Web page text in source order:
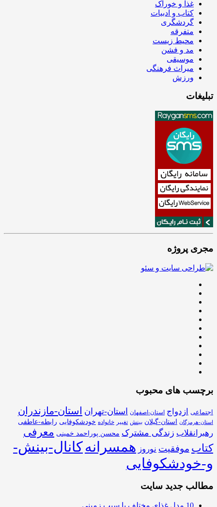
غذا و خوراک
کتاب و ادبیات
گردشگری
متفرقه
محیط زیست
مد و فشن
موسیقی
میراث فرهنگی
ورزش
تبلیغات
مجری پروژه
برچسب های محبوب
اجتماعی ازدواج استان-اصفهان استان-تهران استان-مازندران
استان-هرمزگان استان-گیلان بینش تغییر خانواده خودشکوفایی رابطه-عاطفی
رهبرانقلاب زندگی مشترک محسن پوراحمد خمینی معرفی
کتاب موفقیت نوروز همسرانهکانال-بینش-
و-خودشکوفایی
مطالب جدید سایت
10 مدل غذای مختلف با سیب زمینی